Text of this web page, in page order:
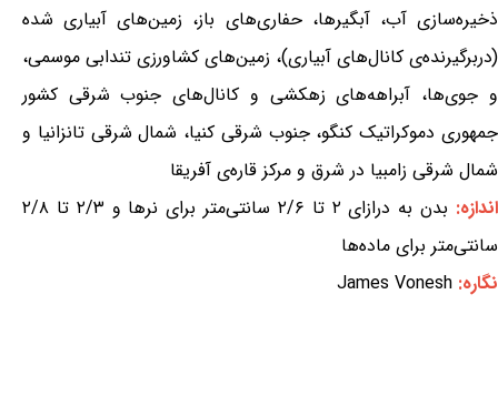
ذخیره‌سازی آب، آبگیرها، حفاری‌های باز، زمین‌های آبیاری شده
(دربرگیرنده‌ی کانال‌های آبیاری)، زمین‌های کشاورزی تندابی موسمی،
و جوی‌ها، آبراهه‌های زهکشی و کانال‌های جنوب شرقی کشور
جمهوری دموکراتیک کنگو، جنوب شرقی کنیا، شمال شرقی تانزانیا و
شمال شرقی زامبیا در شرق و مرکز قاره‌ی آفریقا
اندازه:
بدن به درازای ۲ تا ۲/۶ سانتی‌متر برای نرها و ۲/۳ تا ۲/۸
سانتی‌متر برای ماده‌ها
نگاره: James Vonesh